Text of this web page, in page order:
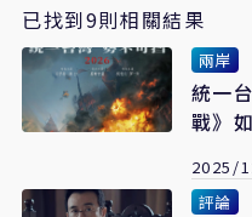
已找到9則相關結果
兩岸
統一
戰》
2025/
評論